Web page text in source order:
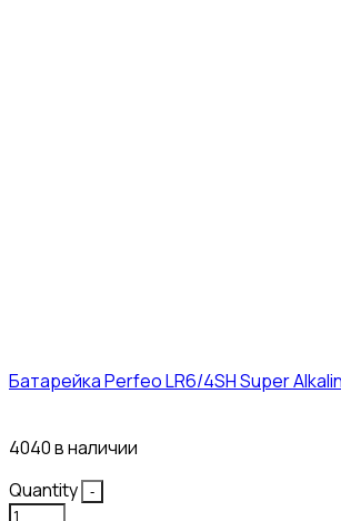
Батарейка Perfeo LR6/4SH Super
4040 в наличии
Quantity
-